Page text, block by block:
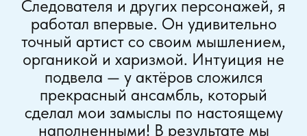
Следователя и других персонажей, я
работал впервые. Он удивительно
точный артист со своим мышлением,
органикой и харизмой. Интуиция не
подвела — у актёров сложился
прекрасный ансамбль, который
сделал мои замыслы по настоящему
наполненными! В результате мы